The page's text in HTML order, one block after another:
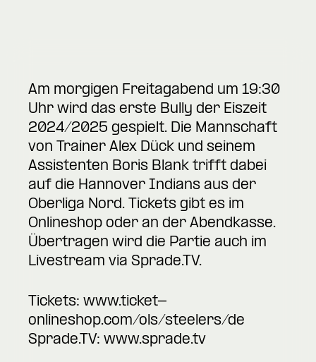
Am morgigen Freitagabend um 19:30
Uhr wird das erste Bully der Eiszeit
2024/2025 gespielt. Die Mannschaft
von Trainer Alex Dück und seinem
Assistenten Boris Blank trifft dabei
auf die Hannover Indians aus der
Oberliga Nord. Tickets gibt es im
Onlineshop oder an der Abendkasse.
Übertragen wird die Partie auch im
Livestream via Sprade.TV.
Tickets: www.ticket-
onlineshop.com/ols/steelers/de
Sprade.TV: www.sprade.tv